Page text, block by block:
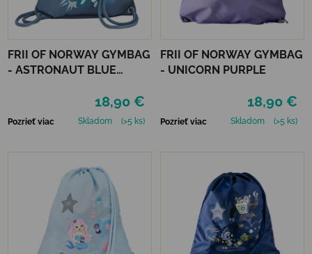
FRII OF NORWAY GYMBAG
- ASTRONAUT BLUE
18,90 €
Pozrieť viac Skladom (>5 ks)
FRII OF NORWAY GYMBAG
- UNICORN PURPLE
18,90 €
Pozrieť viac Skladom (>5 ks)